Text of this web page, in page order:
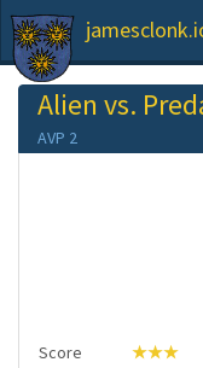
Alien vs.
AVP 2
Score
★★★